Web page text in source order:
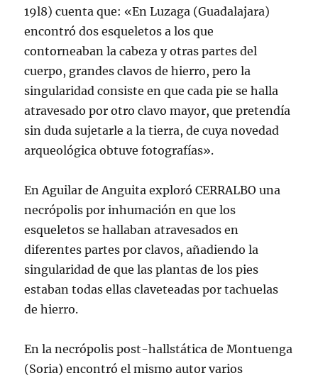
19l8) cuenta que: «En Luzaga (Guadalajara)
encontró dos esqueletos a los que
contorneaban la cabeza y otras partes del
cuerpo, grandes clavos de hierro, pero la
singularidad consiste en que cada pie se halla
atravesado por otro clavo mayor, que pretendía
sin duda sujetarle a la tierra, de cuya novedad
arqueológica obtuve fotografías».
En Aguilar de Anguita exploró CERRALBO una
necrópolis por inhumación en que los
esqueletos se hallaban atravesados en
diferentes partes por clavos, añadiendo la
singularidad de que las plantas de los pies
estaban todas ellas claveteadas por tachuelas
de hierro.
En la necrópolis post-hallstática de Montuenga
(Soria) encontró el mismo autor varios